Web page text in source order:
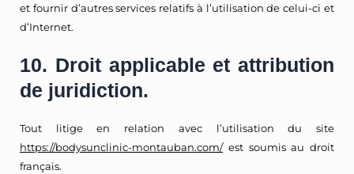
et fournir d’autres services relatifs à l’utilisation de celui-ci et
d’Internet.
10. Droit applicable et attribution
de juridiction.
Tout litige en relation avec l’utilisation du site
https://bodysunclinic-montauban.com/est soumis au droit
français.